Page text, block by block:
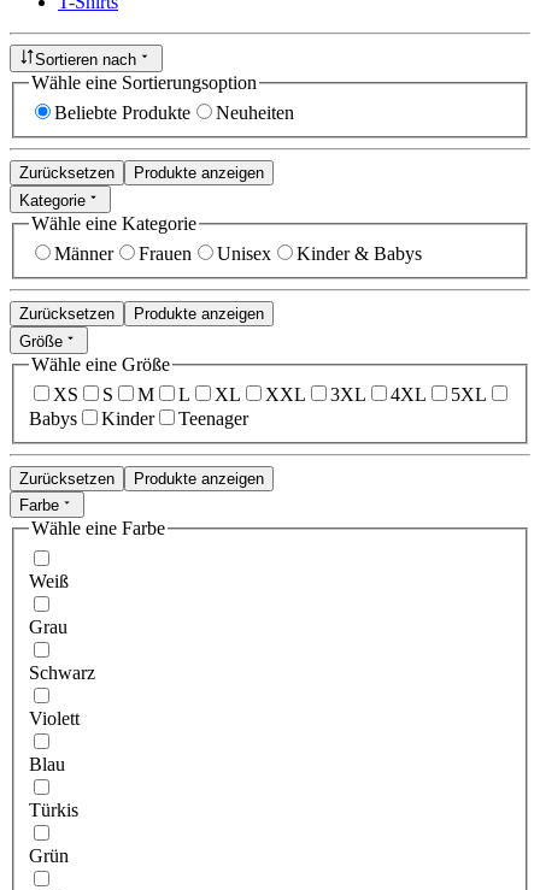
Sortieren nach
Wähle eine Sortierungsoption
Beliebte Produkte
Neuheiten
Zurücksetzen
Produkte anzeigen
Kategorie
Wähle eine Kategorie
Männer
Frauen Unisex Kinder & Babys
Zurücksetzen
Produkte anzeigen
Größe
Wähle eine Größe
XS
S M L XL XXL 3XL 4XL
5XL
Babys
Kinder Teenager
Zurücksetzen
Produkte anzeigen
Farbe
Wähle eine Farbe
Weiß
Grau
Schwarz
Violett
Blau
Türkis
Grün